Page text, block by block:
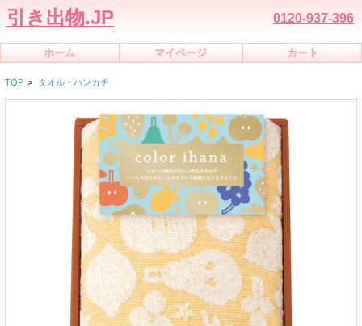
引き出物.JP 0120-937-396
ホーム マイページ カート
TOP > タオル・ハンカチ